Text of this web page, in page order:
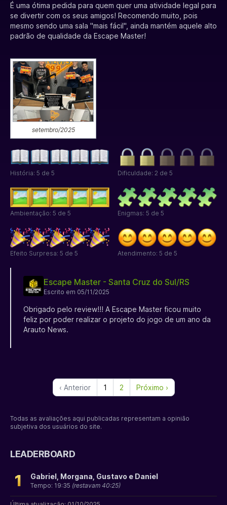
É uma ótima pedida para quem quer uma atividade legal para
se divertir com os seus amigos! Recomendo muito, pois
mesmo sendo uma sala "mais fácil", ainda mantém aquele alto
padrão de qualidade da Escape Master!
setembro/2025
História: 5 de 5 Dificuldade: 2 de 5
Ambientação: 5 de 5 Enigmas: 5 de 5
Efeito Surpresa: 5 de 5 Atendimento: 5 de 5
Escape Master - Santa Cruz do Sul/RS
Escrito em 05/11/2025
Obrigado pelo review!!! A Escape Master ficou muito
feliz por poder realizar o projeto do jogo de um ano da
Arauto News.
‹ Anterior 1 2 Próximo ›
Todas as avaliações aqui publicadas representam a opinião
subjetiva dos usuários do site.
LEADERBOARD
1 Gabriel, Morgana, Gustavo e Daniel
Tempo: 19:35 (restavam 40:25)